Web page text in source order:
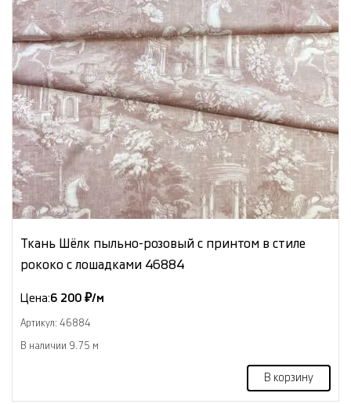
Ткань Шёлк пыльно-розовый с принтом в стиле
рококо с лошадками 46884
Цена:6 200 ₽/м
Артикул: 46884
В наличии 9.75 м
В корзину